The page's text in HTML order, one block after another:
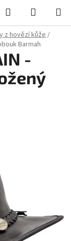
Hledat
KOŠÍK
z hovězí kůže/
Barmah
-